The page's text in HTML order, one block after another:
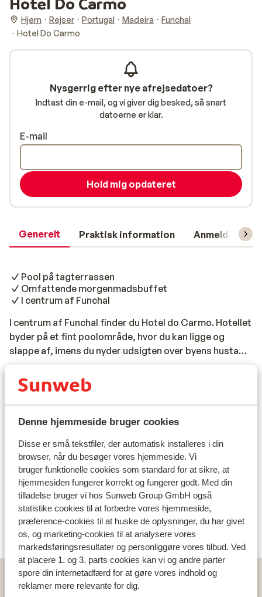
Denne hjemmeside bruger cookies
Disse er små tekstfiler, der automatisk installeres i din
browser, når du besøger vores hjemmeside. Vi
bruger funktionelle cookies som standard for at sikre, at
hjemmesiden fungerer korrekt og fungerer godt. Med din
tilladelse bruger vi hos Sunweb Group GmbH også
statistike cookies til at forbedre vores hjemmeside,
præference-cookies til at huske de oplysninger, du har givet
os, og marketing-cookies til at analysere vores
markedsføringsresultater og personliggøre vores tilbud. Ved
at placere 1. og 3. parts cookies kan vi og andre parter
spore din internetadfærd for at gøre vores indhold og
reklamer mere relevante for dig.
Hjem Rejser Portugal Madeira
Funchal
Hotel Do Carmo
Generelt Praktisk information Anmeldelser
Pool på tagterrassen
Omfattende morgenmadsbuffet
I centrum af Funchal
I centrum af Funchal finder du Hotel do Carmo. Hotellet
byder på et fint poolområde, hvor du kan ligge og
slappe af, imens du nyder udsigten over byens hustage
Da hotellet ligger i centrum af hyggelige Funchal, kan
du hurtigt bevæge dig ned i byens gader og stræder,
hvor du kan gå på opdagelse i de små charmerende
butikker. Hotel do Carmo er også placeret i gåafstrand
hotellet simpelt indrettet værelser, der bærer præg af
dette. Ønsker du ikke at bekymre dig om, hvor du skal
spise, tilbyder hotellet halvpension. Hotellet har også
en a’la carte restaurant, hvor du kan nyde et måltid
efter en dejlig dag samt en drink fra hotellets bar.
Hotel do Carmo anbefales til dig, som gerne vil være i
centrum.
Rejseinformation
Forplejning
Flyinformation
Hvad gæster synes
Der er desværre ingen anmeldelser for dette
overnatningssted i øjeblikket.
Nysgerrig efter nye afrejsedatoer?
Indtast din e-mail, og vi giver dig besked, så snart
datoerne er klar.
E-mail
Hold mig opdateret
Hjem Rejser Portugal Madeira
Funchal
Hotel Do Carmo